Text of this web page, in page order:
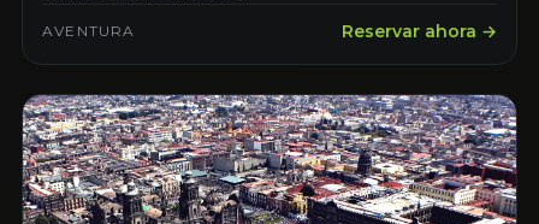
AVENTURA Reservar ahora →